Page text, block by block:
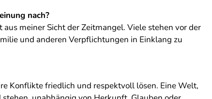
nach?
meiner Sicht der Zeitmangel. Viele stehen vor der
und anderen Verpflichtungen in Einklang zu
Konflikte friedlich und respektvoll lösen. Eine Welt,